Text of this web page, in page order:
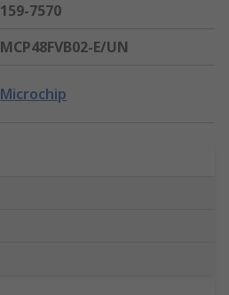
159-7570
MCP48FVB02-E/UN
Microchip